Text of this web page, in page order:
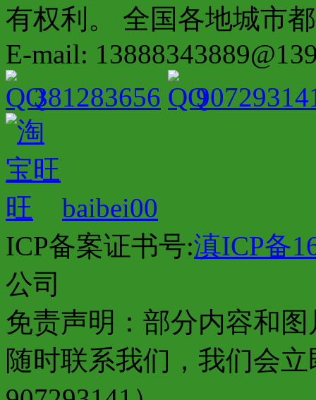
有权利。 全国各地城市
E-mail:
381283656
baibei00
ICP备案证书号:滇ICP备
公司
免责声明：部分内容和
随时联系我们，我们会